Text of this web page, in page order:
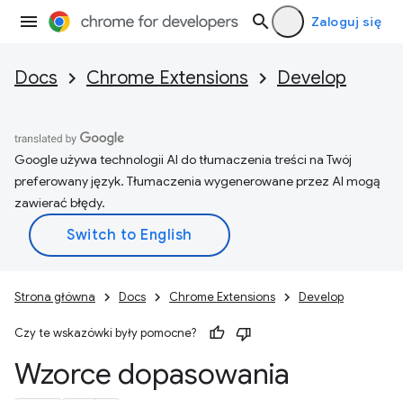
Zaloguj się
Docs Chrome Extensions Develop
Google używa technologii AI do tłumaczenia treści na Twój
preferowany język. Tłumaczenia wygenerowane przez AI mogą
zawierać błędy.
Strona główna Docs Chrome Extensions Develop
Czy te wskazówki były pomocne?
Wzorce dopasowania